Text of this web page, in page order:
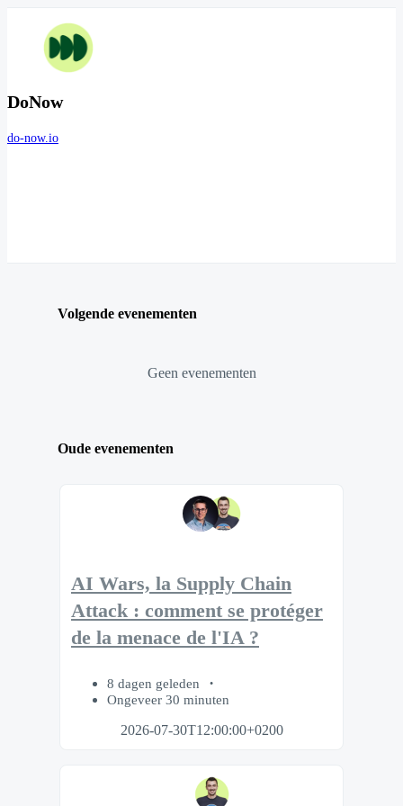
DoNow
do-now.io
Volgende evenementen
Geen evenementen
Oude evenementen
AI Wars, la Supply Chain
Attack : comment se protéger
de la menace de l'IA ?
8 dagen geleden
Ongeveer 30 minuten
2026-07-30T12:00:00+0200